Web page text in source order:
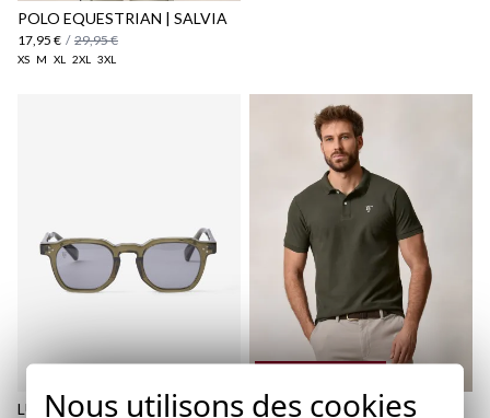
ici
POLO EQUESTRIAN | SALVIA
17,95 € / 29,95 €
XS M XL 2XL 3XL
LUNETTES DE SOLEIL CAPRI |
POLO BASIQUE | VERT
Nous utilisons des cookies